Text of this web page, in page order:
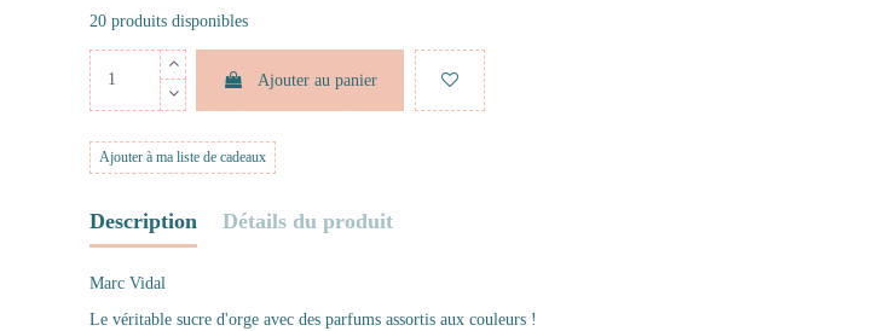
20 produits disponibles
Ajouter au panier
Ajouter à ma liste de cadeaux
Description Détails du produit
Marc Vidal
Le véritable sucre d'orge avec des parfums assortis aux couleurs !